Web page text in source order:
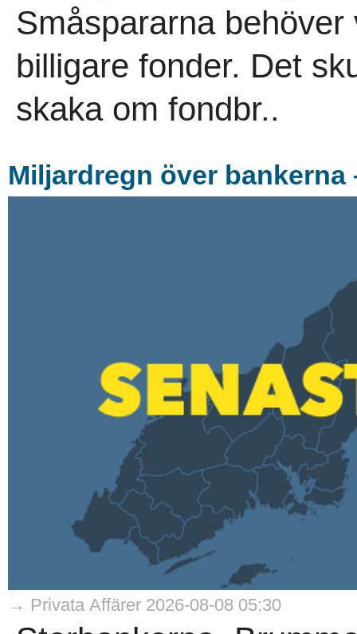
Småspararna
billigare fonder. Det
skaka om fondbr..
Miljardregn över
→ Privata Affärer 2026-08-08 05:30